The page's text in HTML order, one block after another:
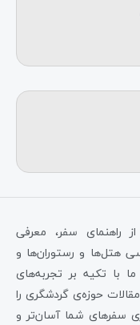
راهنمای سفر، معرفی
هتل‌ها و رستوران‌ها و
با تکیه بر تجربه‌های
حوزه‌ی گردشگری را
سفرهای شما آسان‌تر و